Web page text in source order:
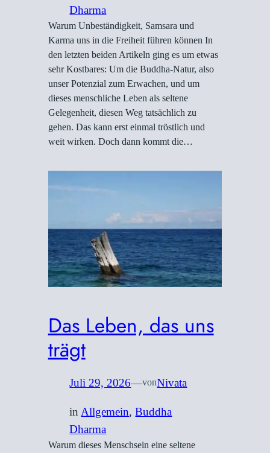
Dharma
Warum Unbeständigkeit, Samsara und
Karma uns in die Freiheit führen können In
den letzten beiden Artikeln ging es um etwas
sehr Kostbares: Um die Buddha-Natur, also
unser Potenzial zum Erwachen, und um
dieses menschliche Leben als seltene
Gelegenheit, diesen Weg tatsächlich zu
gehen. Das kann erst einmal tröstlich und
weit wirken. Doch dann kommt die…
Das Leben, das uns
trägt
Juli 29, 2026—vonNivata
in Allgemein, Buddha
Dharma
Warum dieses Menschsein eine seltene